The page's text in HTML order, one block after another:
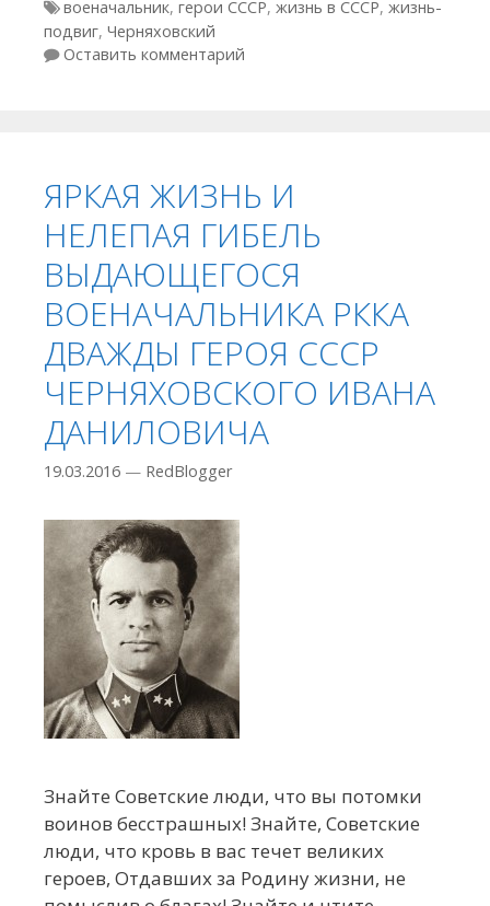
Метки
военачальник, герои СССР, жизнь в СССР, жизнь-
подвиг, Черняховский
Оставить комментарий
ЯРКАЯ ЖИЗНЬ И
НЕЛЕПАЯ ГИБЕЛЬ
ВЫДАЮЩЕГОСЯ
ВОЕНАЧАЛЬНИКА РККА
ДВАЖДЫ ГЕРОЯ СССР
ЧЕРНЯХОВСКОГО ИВАНА
ДАНИЛОВИЧА
19.03.2016 — RedBlogger
Знайте Советские люди, что вы потомки
воинов бесстрашных! Знайте, Советские
люди, что кровь в вас течет великих
героев, Отдавших за Родину жизни, не